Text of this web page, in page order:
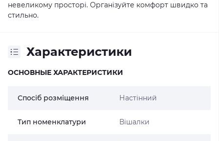
невеликому просторі. Організуйте комфорт швидко та
стильно.
Характеристики
ОСНОВНЫЕ ХАРАКТЕРИСТИКИ
Спосіб розміщення Настінний
Тип номенклатури Вішалки